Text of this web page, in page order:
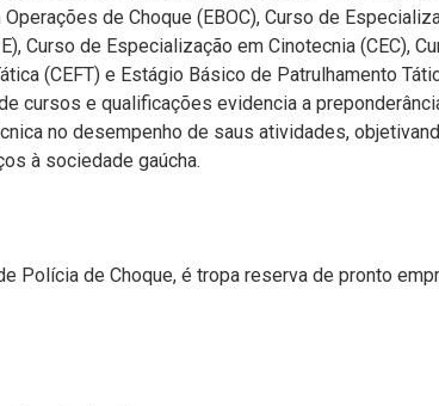
de Choque (EBOC), Curso de
Curso de Especialização em Cinotecnia (CEC),
(CEFT) e Estágio Básico de Patrulhamento
cursos e qualificações evidencia a
no desempenho de saus atividades,
à sociedade gaúcha.
Polícia de Choque, é tropa reserva de pronto